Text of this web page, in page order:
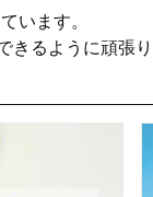
います。
るように頑張り